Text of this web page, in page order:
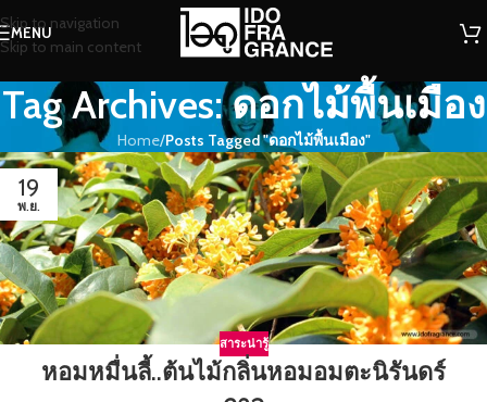
Skip to navigation
Skip to main content
MENU
Tag Archives: ดอกไม้พื้นเมือง
Home/Posts Tagged "ดอกไม้พื้นเมือง"
19
พ.ย.
สาระน่ารู้
หอมหมื่นลี้..ต้นไม้กลิ่นหอมอมตะนิรันดร์